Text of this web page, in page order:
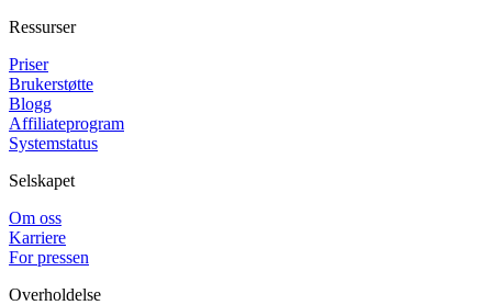
Ressurser
Priser
Brukerstøtte
Blogg
Affiliateprogram
Systemstatus
Selskapet
Om oss
Karriere
For pressen
Overholdelse